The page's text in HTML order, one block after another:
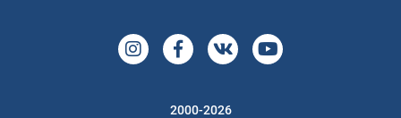
2000-2026